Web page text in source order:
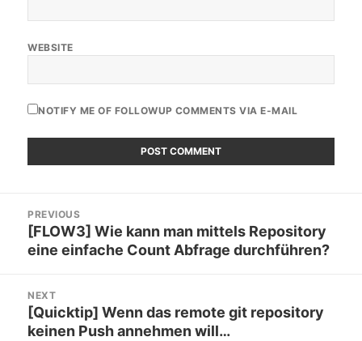
WEBSITE
NOTIFY ME OF FOLLOWUP COMMENTS VIA E-MAIL
navigation
PREVIOUS
Previous
post:
[FLOW3] Wie kann man mittels Repository
eine einfache Count Abfrage durchführen?
NEXT
Next
post:
[Quicktip] Wenn das remote git repository
keinen Push annehmen will…